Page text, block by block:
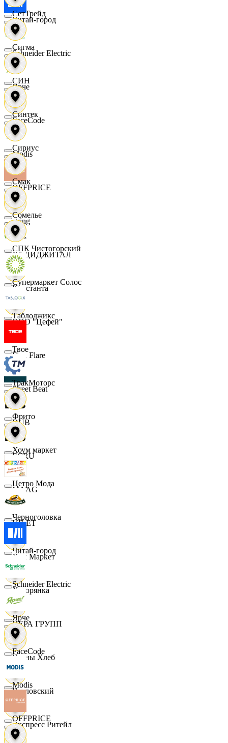
Читай-город
Schneider Electric
Ярче
FaceCode
Modis
OFFPRICE
string
X5 ДИДЖИТАЛ
Константа
ООО "Цефей"
Finn Flare
Street Beat
DUB
ECRU
MAAG
VILET
Хом Маркет
Хуторянка
ЦЕРА ГРУПП
Челны Хлеб
Чкаловский
Экспресс Ритейл
СетТрейд
Сигма
СИН
Синтек
Сириус
Смак
Сомелье
СПК Чистогорский
Супермаркет Солос
Таблоджикс
Твое
ТракМоторс
Фрито
Хоум маркет
Цетро Мода
Черноголовка
Читай-город
Schneider Electric
Ярче
FaceCode
Modis
OFFPRICE